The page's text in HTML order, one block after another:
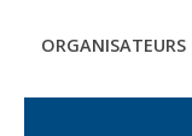
ORGANISATEURS